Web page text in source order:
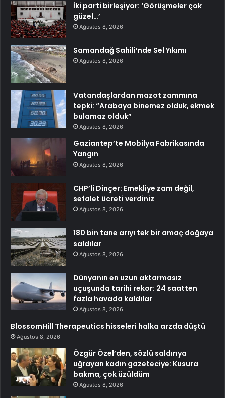
İki parti birleşiyor: ‘Görüşmeler çok
güzel…’
Ağustos 8, 2026
Samandağ Sahili’nde Sel Yıkımı
Ağustos 8, 2026
Vatandaşlardan mazot zammına
tepki: “Arabaya binemez olduk, ekmek
bulamaz olduk”
Ağustos 8, 2026
Gaziantep’te Mobilya Fabrikasında
Yangın
Ağustos 8, 2026
CHP’li Dinçer: Emekliye zam değil,
sefalet ücreti verdiniz
Ağustos 8, 2026
180 bin tane arıyı tek bir amaç doğaya
saldılar
Ağustos 8, 2026
Dünyanın en uzun aktarmasız
uçuşunda tarihi rekor: 24 saatten
fazla havada kaldılar
Ağustos 8, 2026
BlossomHill Therapeutics hisseleri halka arzda düştü
Ağustos 8, 2026
Özgür Özel’den, sözlü saldırıya
uğrayan kadın gazeteciye: Kusura
bakma, çok üzüldüm
Ağustos 8, 2026